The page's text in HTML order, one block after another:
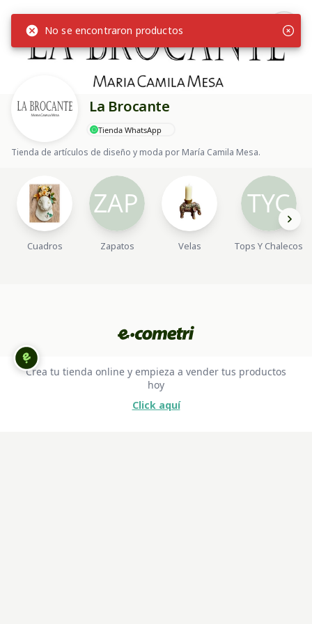
La Brocante
Tienda WhatsApp
Tienda de artículos de diseño y moda por María Camila Mesa.
Cuadros Zapatos Velas Tops Y Chalecos
Crea tu tienda online y empieza a vender tus productos
hoy
Click aquí
No se encontraron productos